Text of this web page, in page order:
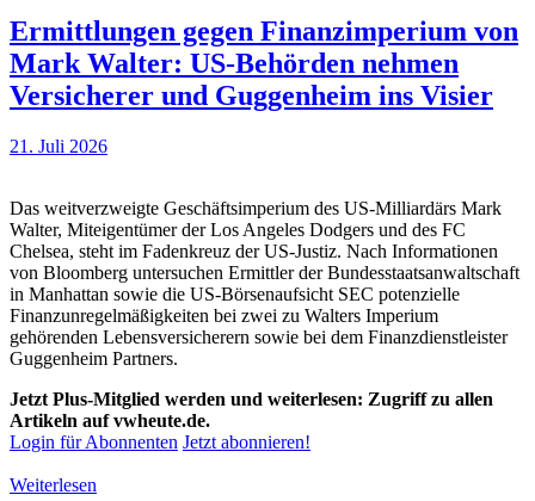
Ermittlungen gegen Finanzimperium von
Mark Walter: US-Behörden nehmen
Versicherer und Guggenheim ins Visier
21. Juli 2026
Das weitverzweigte Geschäftsimperium des US-Milliardärs Mark
Walter, Miteigentümer der Los Angeles Dodgers und des FC
Chelsea, steht im Fadenkreuz der US-Justiz. Nach Informationen
von Bloomberg untersuchen Ermittler der Bundesstaatsanwaltschaft
in Manhattan sowie die US-Börsenaufsicht SEC potenzielle
Finanzunregelmäßigkeiten bei zwei zu Walters Imperium
gehörenden Lebensversicherern sowie bei dem Finanzdienstleister
Guggenheim Partners.
Jetzt Plus-Mitglied werden und weiterlesen: Zugriff zu allen
Artikeln auf vwheute.de.
Login für Abonnenten Jetzt abonnieren!
Weiterlesen